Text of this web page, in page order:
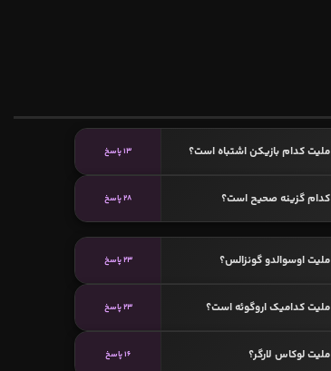
ملیت کدام بازیکن اشتباه است؟ 13 پاسخ
کدام گزینه صحیح است؟ 28 پاسخ
ملیت اوسوالدو گونزالس؟ 23 پاسخ
ملیت کدامیک اروگوئه است؟ 23 پاسخ
ملیت لوکاس لارگر؟ 16 پاسخ